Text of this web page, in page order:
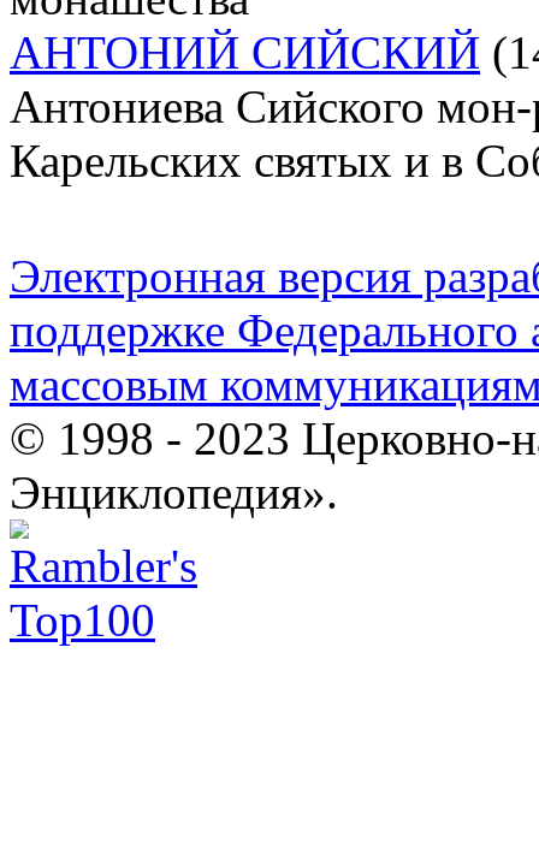
АНТОНИЙ СИЙСКИЙ
Антониева Сийского
Карельских святых и в
Электронная версия
поддержке Федерального
массовым
© 1998 - 2023 Церковно-
Энциклопедия».